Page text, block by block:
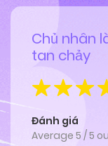
Chủ nhân
tan chảy
Đánh giá
Average 5 /5